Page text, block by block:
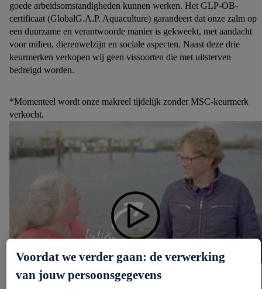
goede arbeidsomstandigheden kunnen werken. Het GLP-OB-
certificaat (GlobalG.A.P. Aquaculture) garandeert dat onze zalm op
een duurzame en verantwoorde manier is gekweekt, met aandacht
voor milieu, dierenwelzijn en sociale aspecten. Naast deze drie
keurmerken verkopen wij geen vissoorten die met uitsterven
bedreigd worden.
*Momenteel wordt onze makreel tijdelijk zonder MSC-keurmerk
verkocht.
Voordat we verder gaan: de verwerking
van jouw persoonsgegevens